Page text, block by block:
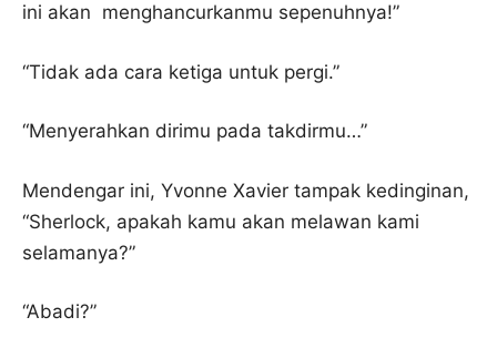
ini akan menghancurkanmu sepenuhnya!”
“Tidak ada cara ketiga untuk pergi.”
“Menyerahkan dirimu pada takdirmu…”
Mendengar ini, Yvonne Xavier tampak kedinginan,
“Sherlock, apakah kamu akan melawan kami
selamanya?”
“Abadi?”